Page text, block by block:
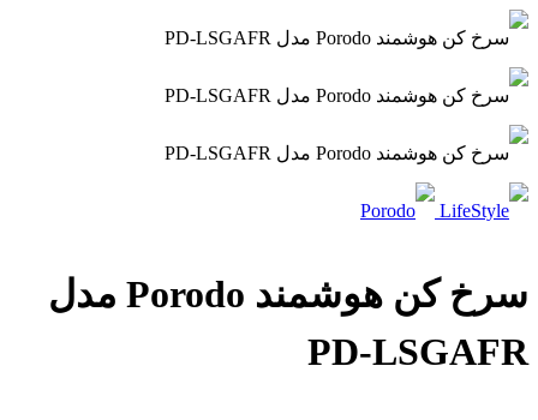
سرخ کن هوشمند Porodo مدل
PD-LSGAFR